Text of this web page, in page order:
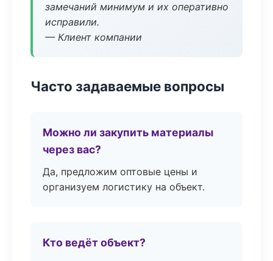
замечаний минимум и их оперативно
исправили.
— Клиент компании
Часто задаваемые вопросы
Можно ли закупить материалы
через вас?
Да, предложим оптовые цены и
организуем логистику на объект.
Кто ведёт объект?